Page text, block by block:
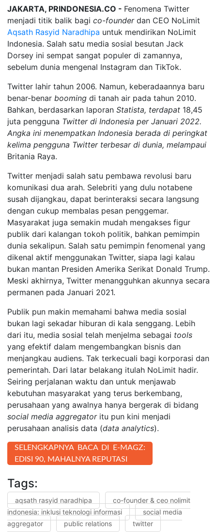
JAKARTA, PRINDONESIA.CO - Fenomena Twitter
menjadi titik balik bagi co-founder dan CEO NoLimit
Aqsath Rasyid Naradhipa untuk mendirikan NoLimit
Indonesia. Salah satu media sosial besutan Jack
Dorsey ini sempat sangat populer di zamannya,
sebelum dunia mengenal Instagram dan TikTok.
Twitter lahir tahun 2006. Namun, keberadaannya baru
benar-benar booming di tanah air pada tahun 2010.
Bahkan, berdasarkan laporan Statista, terdapat 18,45
juta pengguna Twitter di Indonesia per Januari 2022.
Angka ini menempatkan Indonesia berada di peringkat
kelima pengguna Twitter terbesar di dunia, melampaui
Britania Raya.
Twitter menjadi salah satu pembawa revolusi baru
komunikasi dua arah. Selebriti yang dulu notabene
susah dijangkau, dapat berinteraksi secara langsung
dengan cukup membalas pesan penggemar.
Masyarakat juga semakin mudah mengakses figur
publik dari kalangan tokoh politik, bahkan pemimpin
dunia sekalipun. Salah satu pemimpin fenomenal yang
dikenal aktif menggunakan Twitter, siapa lagi kalau
bukan mantan Presiden Amerika Serikat Donald Trump.
Meski akhirnya, Twitter menangguhkan akunnya secara
permanen pada Januari 2021.
Publik pun makin memahami bahwa media sosial
bukan lagi sekadar hiburan di kala senggang. Lebih
dari itu, media sosial telah menjelma sebagai tools
yang efektif dalam mengembangkan bisnis dan
menjangkau audiens. Tak terkecuali bagi korporasi dan
pemerintah. Dari latar belakang itulah NoLimit hadir.
Seiring perjalanan waktu dan untuk menjawab
kebutuhan masyarakat yang terus berkembang,
perusahaan yang awalnya hanya bergerak di bidang
social media aggregatoritu pun kini menjadi
perusahaan analisis data (data analytics).
SELENGKAPNYA BACA DI E-MAGZ:
EDISI 90, MAHALNYA REPUTASI
Tags:
aqsath rasyid naradhipa
co-founder & ceo nolimit
indonesia: inklusi teknologi informasi
social media
aggregator
public relations twitter